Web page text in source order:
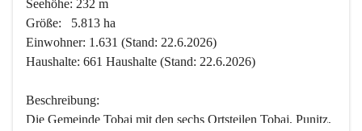
Seehöhe: 232 m
Größe:   5.813 ha
Einwohner: 1.631 (Stand: 22.6.2026)
Haushalte: 661 Haushalte (Stand: 22.6.2026)
Beschreibung:
Die Gemeinde Tobaj mit den sechs Ortsteilen Tobaj, Punitz,